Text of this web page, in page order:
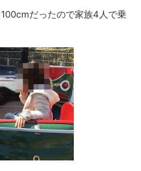
だったので家族4人で乗